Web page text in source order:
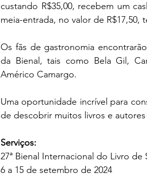
custando R$35,00, recebem um
meia-entrada, no valor de R$17,50,
Os fãs de gastronomia
da Bienal, tais como Bela Gil,
Américo Camargo.
Uma oportunidade incrível para
de descobrir muitos livros e
Serviços:
27ª Bienal Internacional do Livro de
6 a 15 de setembro de 2024